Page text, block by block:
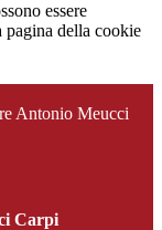
essere
pagina della cookie
Antonio Meucci
Carpi